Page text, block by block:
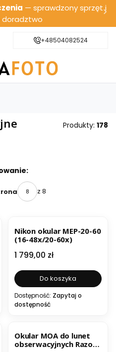
— sprawdzony sprzęt i
Bezpieczna wysyłka
+48504082524
Produkty: 178
produkty
z 8
Nikon okular MEP-20-60
(16-48x/20-60x)
Cena
1 799,00 zł
Do koszyka
Dostępność: Zapytaj o
dostępność
Okular MOA do lunet
obserwacyjnych Razor